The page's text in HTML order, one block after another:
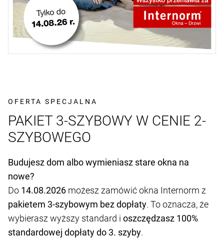
OFERTA SPECJALNA
PAKIET 3-SZYBOWY W CENIE 2-
SZYBOWEGO
Budujesz dom albo wymieniasz stare okna na
nowe?
Do 14.08.2026 możesz zamówić okna Internorm z
pakietem 3-szybowym bez dopłaty. To oznacza, że
wybierasz wyższy standard i oszczędzasz 100%
standardowej dopłaty do 3. szyby.